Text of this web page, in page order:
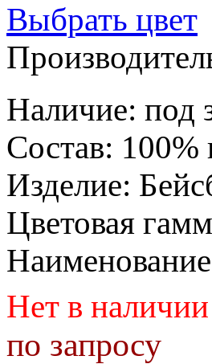
Выбрать цвет
Наличие: под
Состав: 100%
Изделие:
Цветовая
Наименование
Нет в наличии
по запросу